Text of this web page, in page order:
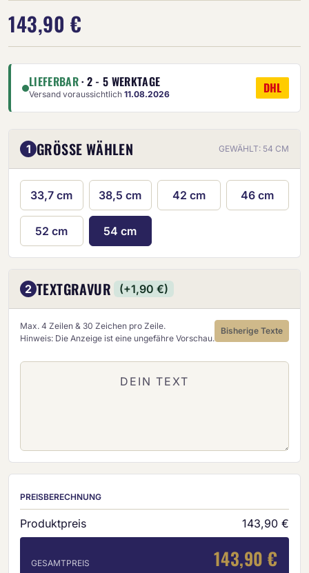
143,90 €
LIEFERBAR· 2 - 5 WERKTAGE
Versand voraussichtlich 11.08.2026 DHL
1 GRÖSSE WÄHLEN GEWÄHLT: 54 CM
33,7 cm 38,5 cm 42 cm 46 cm
52 cm 54 cm
2 TEXTGRAVUR (+1,90 €)
Max. 4 Zeilen & 30 Zeichen pro Zeile.
Hinweis: Die Anzeige ist eine ungefähre Vorschau.
Bisherige Texte
PREISBERECHNUNG
Produktpreis 143,90 €
GESAMTPREIS 143,90 €